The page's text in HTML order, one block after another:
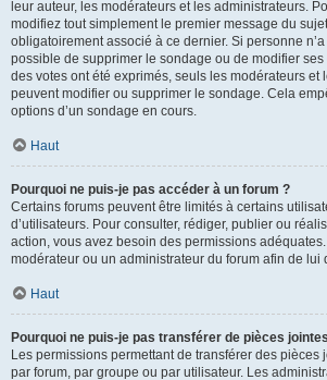
leur auteur, les modérateurs et les administrateurs.
modifiez tout simplement le premier message du
obligatoirement associé à ce dernier. Si personne
possible de supprimer le sondage ou de modifier
des votes ont été exprimés, seuls les modérateurs et
peuvent modifier ou supprimer le sondage. Cela
options d’un sondage en cours.
Haut
Pourquoi ne puis-je pas accéder à un forum ?
Certains forums peuvent être limités à certains
d’utilisateurs. Pour consulter, rédiger, publier ou
action, vous avez besoin des permissions
modérateur ou un administrateur du forum afin de lui
Haut
Pourquoi ne puis-je pas transférer de pièces
Les permissions permettant de transférer des pièces
par forum, par groupe ou par utilisateur. Les